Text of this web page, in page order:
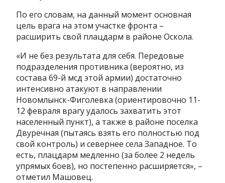
По его словам, на данный момент основная
цель врага на этом участке фронта –
расширить свой плацдарм в районе Оскола.
«И не без результата для себя. Передовые
подразделения противника (вероятно, из
состава 69-й мсд этой армии) достаточно
интенсивно атакуют в направлении
Новомлынск-Фиголевка (ориентировочно 11-
12 февраля врагу удалось захватить этот
населенный пункт), а также в районе поселка
Двуречная (пытаясь взять его полностью под
свой контроль) и севернее села Западное. То
есть, плацдарм медленно (за более 2 недель
упрямых боев), но постепенно расширяется», –
отметил Машовец.